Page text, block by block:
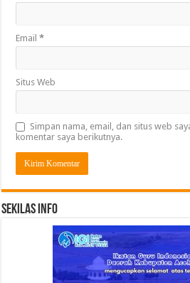
Email*
Situs Web
Simpan nama, email, dan situs web
komentar saya berikutnya.
Sekilas Info